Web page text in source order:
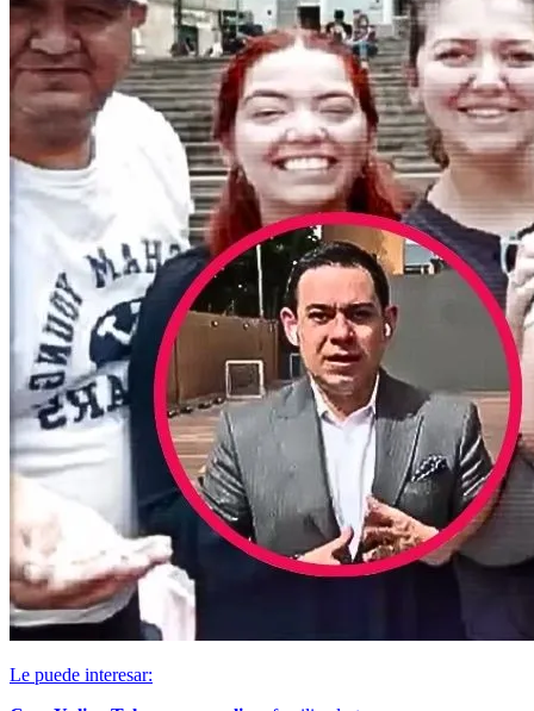
Le puede interesar: